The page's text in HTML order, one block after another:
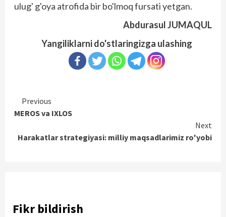
ulug' g'oya atrofida bir bo'lmoq fursati yetgan.
Abdurasul JUMAQUL
Yangiliklarni do'stlaringizga ulashing
Continue
Reading
Previous
MEROS va IXLOS
Next
Harakatlar strategiyasi: milliy maqsadlarimiz ro'yobi
Fikr bildirish